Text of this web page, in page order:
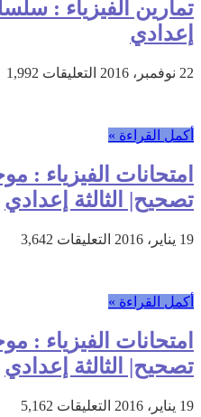
2
|
مغلقة
إعدادي
22 نوفمبر، 2016 التعليقات على
1
|
الثالثة
مغلقة
1,992
أكمل القراءة »
تصحيح| الثالثة إعدادي
19 يناير، 2016 التعليقات على
2013
+
تصحيح|
إعدادي
3,642
أكمل القراءة »
تصحيح| الثالثة إعدادي
19 يناير، 2016 التعليقات على
5,162